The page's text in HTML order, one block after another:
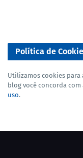
Política de
Utilizamos cookies para
blog você concorda com
uso.